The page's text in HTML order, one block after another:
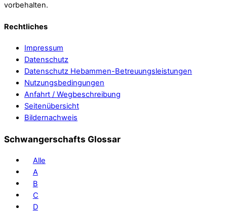
vorbehalten.
Rechtliches
Impressum
Datenschutz
Datenschutz Hebammen-Betreuungsleistungen
Nutzungsbedingungen
Anfahrt / Wegbeschreibung
Seitenübersicht
Bildernachweis
Schwangerschafts Glossar
Alle
A
B
C
D